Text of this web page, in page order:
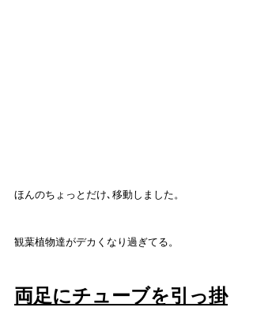
ほんのちょっとだけ､移動しました。
観葉植物達がデカくなり過ぎてる。
両足にチューブを引っ掛